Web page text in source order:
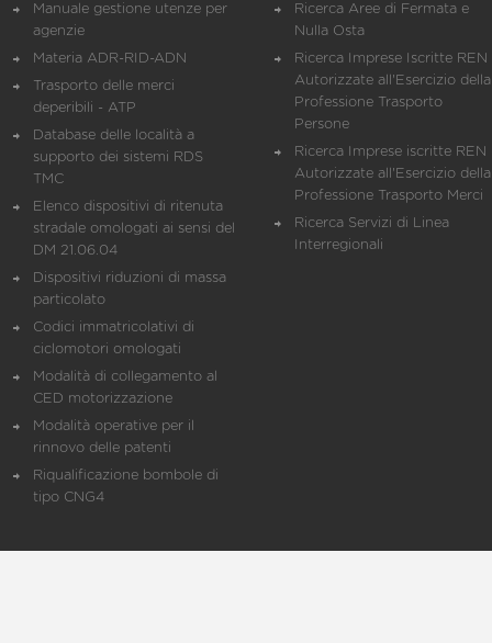
Manuale gestione utenze per
agenzie
Materia ADR-RID-ADN
Trasporto delle merci
deperibili - ATP
Database delle località a
supporto dei sistemi RDS
TMC
Elenco dispositivi di ritenuta
stradale omologati ai sensi del
DM 21.06.04
Dispositivi riduzioni di massa
particolato
Codici immatricolativi di
ciclomotori omologati
Modalità di collegamento al
CED motorizzazione
Modalità operative per il
rinnovo delle patenti
Riqualificazione bombole di
tipo CNG4
Ricerca Aree di Fermata e
Nulla Osta
Ricerca Imprese Iscritte REN
Autorizzate all'Esercizio della
Professione Trasporto
Persone
Ricerca Imprese iscritte REN
Autorizzate all'Esercizio della
Professione Trasporto Merci
Ricerca Servizi di Linea
Interregionali